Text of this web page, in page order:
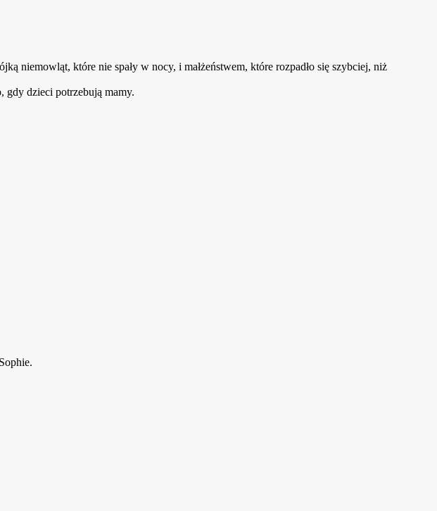
niemowląt, które nie spały w nocy, i małżeństwem, które rozpadło się szybciej, niż
gdy dzieci potrzebują mamy.